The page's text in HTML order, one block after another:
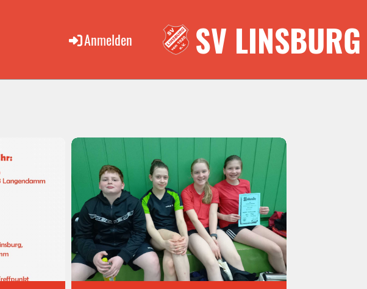
Anmelden SV LINSBURG